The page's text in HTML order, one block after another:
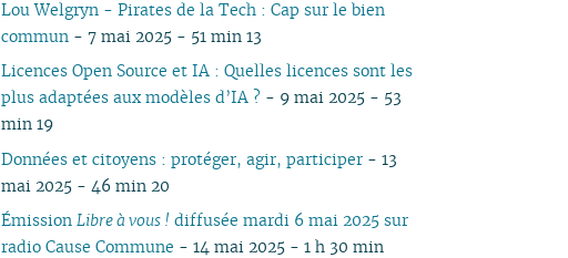
02
01
03
02
01
02
01
03
02
01
02
01
02
01
02
01
03
02
01
05
04
03
02
03
02
03
02
03
03
02
Lou Welgryn - Pirates de la Tech : Cap sur le bien
commun - 7 mai 2025 - 51 min 13
Licences Open Source et IA : Quelles licences sont les
plus adaptées aux modèles d’IA ? - 9 mai 2025 - 53
min 19
Données et citoyens : protéger, agir, participer - 13
mai 2025 - 46 min 20
Émission Libre à vous ! diffusée mardi 6 mai 2025 sur
radio Cause Commune - 14 mai 2025 - 1 h 30 min